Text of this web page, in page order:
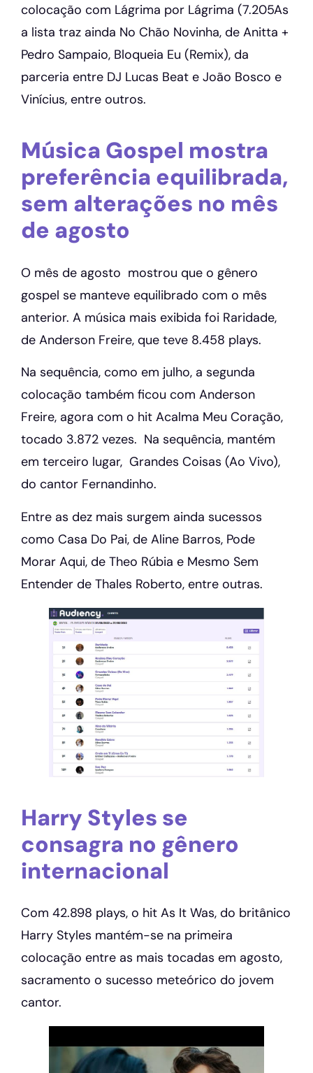
colocação com Lágrima por Lágrima (7.205As
a lista traz ainda No Chão Novinha, de Anitta +
Pedro Sampaio, Bloqueia Eu (Remix), da
parceria entre DJ Lucas Beat e João Bosco e
Vinícius, entre outros.
Música Gospel mostra
preferência equilibrada,
sem alterações no mês
de agosto
O mês de agosto mostrou que o gênero
gospel se manteve equilibrado com o mês
anterior. A música mais exibida foi Raridade,
de Anderson Freire, que teve 8.458 plays.
Na sequência, como em julho, a segunda
colocação também ficou com Anderson
Freire, agora com o hit Acalma Meu Coração,
tocado 3.872 vezes. Na sequência, mantém
em terceiro lugar, Grandes Coisas (Ao Vivo),
do cantor Fernandinho.
Entre as dez mais surgem ainda sucessos
como Casa Do Pai, de Aline Barros, Pode
Morar Aqui, de Theo Rúbia e Mesmo Sem
Entender de Thales Roberto, entre outras.
Harry Styles se
consagra no gênero
internacional
Com 42.898 plays, o hit As It Was, do britânico
Harry Styles mantém-se na primeira
colocação entre as mais tocadas em agosto,
sacramento o sucesso meteórico do jovem
cantor.